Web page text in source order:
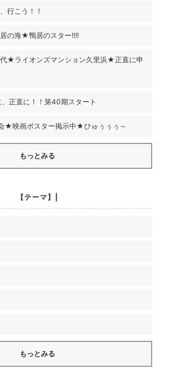
行こう！！
の海★鴨居のスター!!!!
★ライオンズマンション久里浜★正直に申
正直に！！第40期スタート
★映画ポスター掲示中★ひゅぅぅぅ～
もっとみる
【テーマ】|
もっとみる